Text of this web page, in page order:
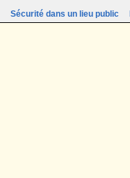
Sécurité dans un lieu public